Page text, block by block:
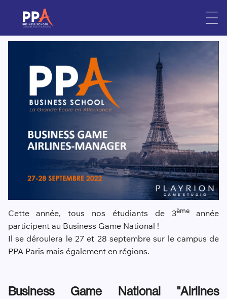
Business Game National
Publié le22 septembre 2022
Cette année, tous nos étudiants de 3èmeannée
participent au Business Game National !
Il se déroulera le 27 et 28 septembre sur le campus de
PPA Paris mais également en régions.
Business Game National "Airlines